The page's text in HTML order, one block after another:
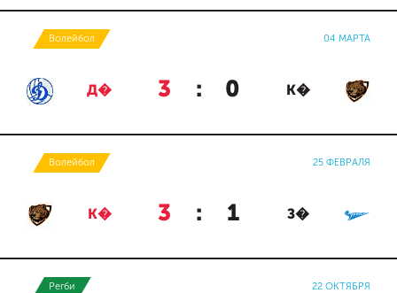
Волейбол 04 МАРТА
Д� 3 : 0 К�
Волейбол 25 ФЕВРАЛЯ
К� 3 : 1 З�
Регби 22 ОКТЯБРЯ